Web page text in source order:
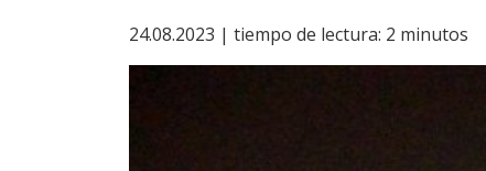
24.08.2023 | tiempo de lectura: 2 minutos